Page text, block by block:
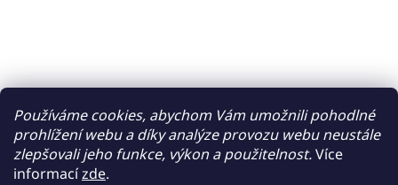
Používáme cookies, abychom Vám umožnili pohodlné
prohlížení webu a díky analýze provozu webu neustále
zlepšovali jeho funkce, výkon a použitelnost.Více
informacízde.